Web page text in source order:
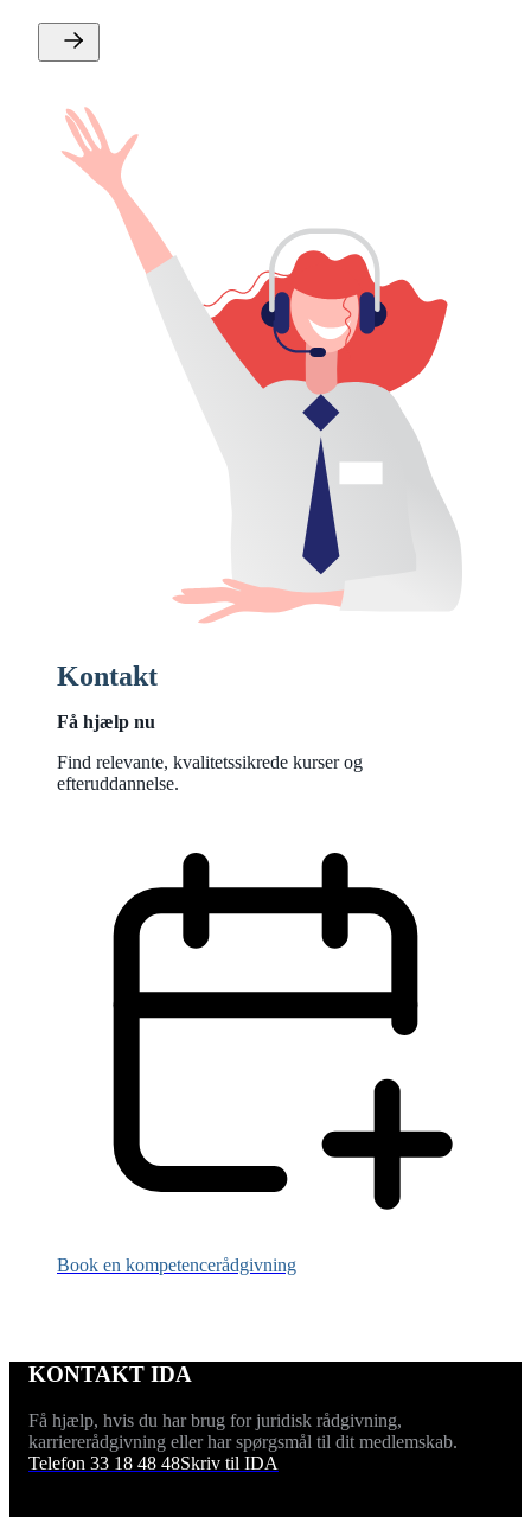
Kontakt
Få hjælp nu
Find relevante, kvalitetssikrede kurser og
efteruddannelse.
Book en kompetencerådgivning
KONTAKT IDA
Få hjælp, hvis du har brug for juridisk rådgivning,
karriererådgivning eller har spørgsmål til dit medlemskab.
Telefon 33 18 48 48Skriv til IDA